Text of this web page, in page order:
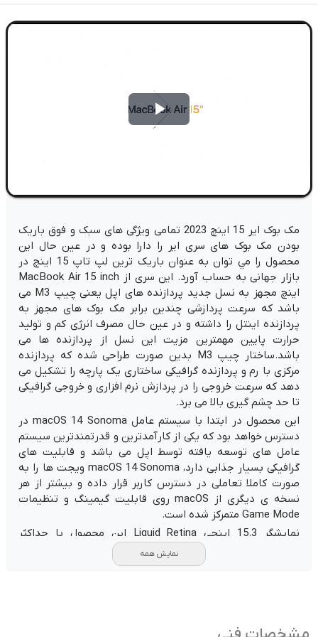
Play
مک بوک ایر 15 اینچ 2023 تمامی ویژگی های سبک و فوق باریک
بودن مک بوک های سری ایر را دارا بوده و در عین حال این
محصول را مي توان به عنوان باریک ترین لپ تاپ 15 اینچ در
بازار جهانی به حساب آورد. این سری از MacBook Air 15 inch
اینچ مجهز به نسل جدید پردازنده های اپل یعنی چیپ M3 می
باشد که سرعت پردازشی چندین برابر مک بوک های مجهز به
پردازنده اینتل را داشته و در عین حال مصرف انرژی کم و تولید
حرارت پایین مهمترین مزیت این نسل از پردازنده ها می
باشد.ساختار چیپ M3 بدین صورت طراحی شده که پردازنده
مرکزی با رم و پردازنده گرافیکی ساختاری یک پارچه را تشکیل می
دهد که سرعت خروجی را در پردازش نرم افزاری و خروجی گرافیکی
تا حد چشم گیری بالا می برد.
این محصول در ابتدا با سیستم عامل macOS 14 Sonoma در
دسترس خواهد بود که یکی از کارآمدترین و قدرتمندترین سیستم
عامل های توسعه یافته توسط اپل می باشد و قابلیت های
گرافیکی بسیار جذابی دارد، macOS 14 Sonoma ویجت ها را به
صورت کاملا تعاملی در دسترس کاربر قرار داده و بیشتر از هر
نسخه ی دیگری از macOS روی قابلیت گیمینگ و تنظیمات
Game Mode متمرکز شده است.
نمایشگر 15.3 اینچی Liquid Retina این محصول با حداکثر
نمایش همه